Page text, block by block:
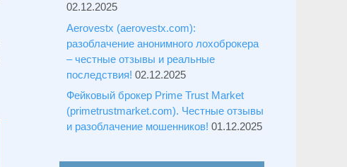
02.12.2025
Aerovestx (aerovestx.com):
разоблачение анонимного лохоброкера
– честные отзывы и реальные
последствия! 02.12.2025
Фейковый брокер Prime Trust Market
(primetrustmarket.com). Честные отзывы
и разоблачение мошенников! 01.12.2025